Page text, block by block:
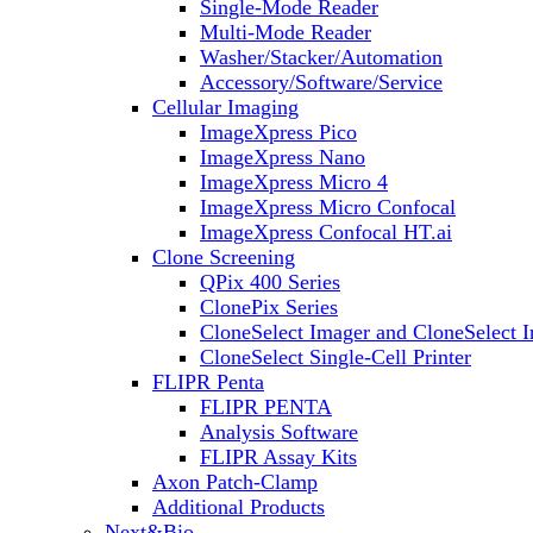
Single-Mode Reader
Multi-Mode Reader
Washer/Stacker/Automation
Accessory/Software/Service
Cellular Imaging
ImageXpress Pico
ImageXpress Nano
ImageXpress Micro 4
ImageXpress Micro Confocal
ImageXpress Confocal HT.ai
Clone Screening
QPix 400 Series
ClonePix Series
CloneSelect Imager and CloneSelect
CloneSelect Single-Cell Printer
FLIPR Penta
FLIPR PENTA
Analysis Software
FLIPR Assay Kits
Axon Patch-Clamp
Additional Products